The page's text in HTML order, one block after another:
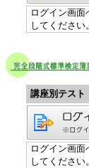
ログイン画
してください。
講座別テスト
ログイン画面
してください。